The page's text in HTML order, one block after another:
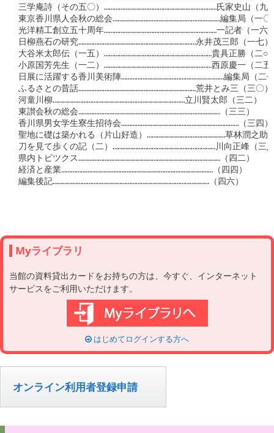
Myライブラリ
当館の資料貸出カードをお持ちの方は、今すぐ、インターネット
サービスをご利用いただけます。
はじめてログインする方へ
オンライン利用者登録申請